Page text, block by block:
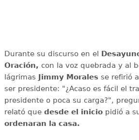
Durante su discurso en el
Oración, con la voz quebrada y al
lágrimas Jimmy Moralesse refirió
ser presidente: "¿Acaso es fácil el
presidente o poca su carga?",
relató que desde el iniciopidió a
ordenaran la casa.